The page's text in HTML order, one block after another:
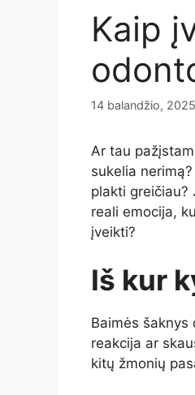
Kaip
14 balandžio, 2025
Ar tau
sukelia
plakti greičiau?
reali emocija,
įveikti?
Iš kur
Baimės
reakcija ar
kitų žmonių